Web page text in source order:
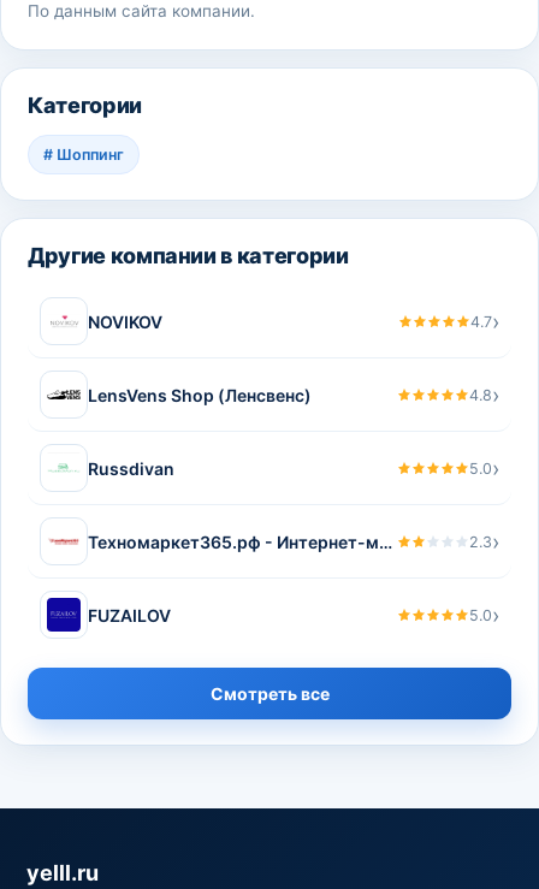
По данным сайта компании.
Категории
# Шоппинг
Другие компании в категории
NOVIKOV 4.7›
LensVens Shop (Ленсвенс) 4.8›
Russdivan 5.0›
Техномаркет365.рф - Интернет-магазин бытовой техники 2.3›
FUZAILOV 5.0›
Смотреть все
yelll.ru